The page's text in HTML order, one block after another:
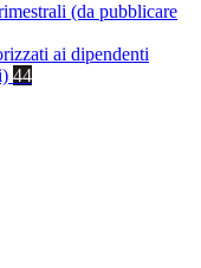
(da pubblicare
ai dipendenti
44